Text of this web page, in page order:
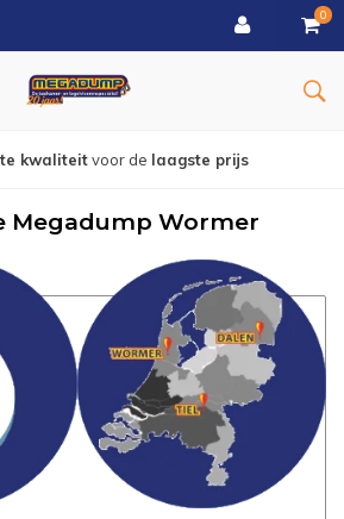
0
bezorgd vanaf € 150
Megadump Wormer